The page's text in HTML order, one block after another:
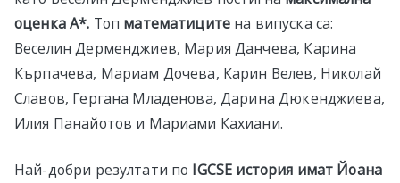
оценка А*. Топ математиците на випуска са:
Веселин Дерменджиев, Мария Данчева, Карина
Кърпачева, Мариам Дочева, Карин Велев, Николай
Славов, Гергана Младенова, Дарина Дюкенджиева,
Илия Панайотов и Мариами Кахиани.
Най-добри резултати по IGCSE история имат Йоана